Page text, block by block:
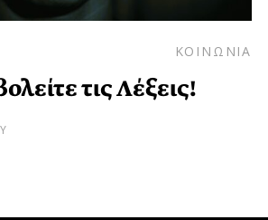
ΚΟΙΝΩΝΙΑ
τις Λέξεις!